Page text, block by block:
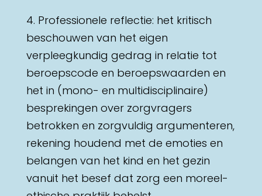
4. Professionele reflectie: het kritisch
beschouwen van het eigen
verpleegkundig gedrag in relatie tot
beroepscode en beroepswaarden en
het in (mono- en multidisciplinaire)
besprekingen over zorgvragers
betrokken en zorgvuldig argumenteren,
rekening houdend met de emoties en
belangen van het kind en het gezin
vanuit het besef dat zorg een moreel-